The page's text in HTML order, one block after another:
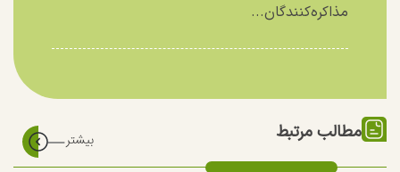
مذاکره‌کنندگان...
مطالب مرتبط